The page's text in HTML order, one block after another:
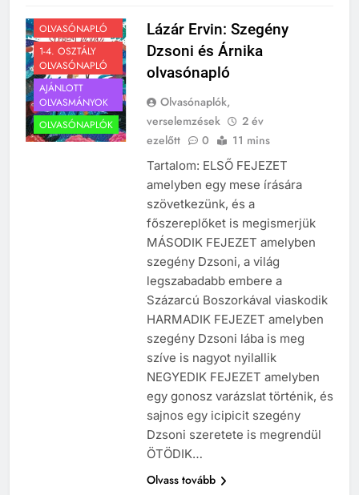
OLVASÓNAPLÓ
1-4. OSZTÁLY
OLVASÓNAPLÓ
AJÁNLOTT
OLVASMÁNYOK
OLVASÓNAPLÓK
Lázár Ervin: Szegény
Dzsoni és Árnika
olvasónapló
Olvasónaplók,
verselemzések
2 év
ezelőtt
0 11 mins
Tartalom: ELSŐ FEJEZET
amelyben egy mese írására
szövetkezünk, és a
főszereplőket is megismerjük
MÁSODIK FEJEZET amelyben
szegény Dzsoni, a világ
legszabadabb embere a
Százarcú Boszorkával viaskodik
HARMADIK FEJEZET amelyben
szegény Dzsoni lába is meg
szíve is nagyot nyilallik
NEGYEDIK FEJEZET amelyben
egy gonosz varázslat történik, és
sajnos egy icipicit szegény
Dzsoni szeretete is megrendül
ÖTÖDIK…
Olvass tovább